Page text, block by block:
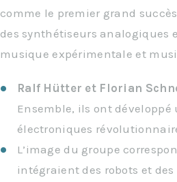
comme le premier grand
des synthétiseurs analogiques
musique expérimentale et
Ralf Hütter et Florian
Ensemble, ils ont
électroniques
L’image du groupe
intégraient des robots et